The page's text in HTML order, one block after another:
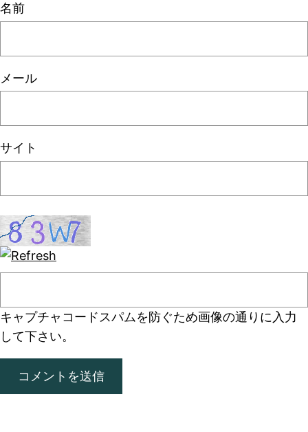
名前
メール
サイト
キャプチャコード スパムを防ぐため画像の通りに入力
して下さい。